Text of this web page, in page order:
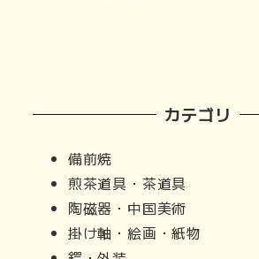
カテゴリ
備前焼
煎茶道具・茶道具
陶磁器・中国美術
掛け軸・絵画・紙物